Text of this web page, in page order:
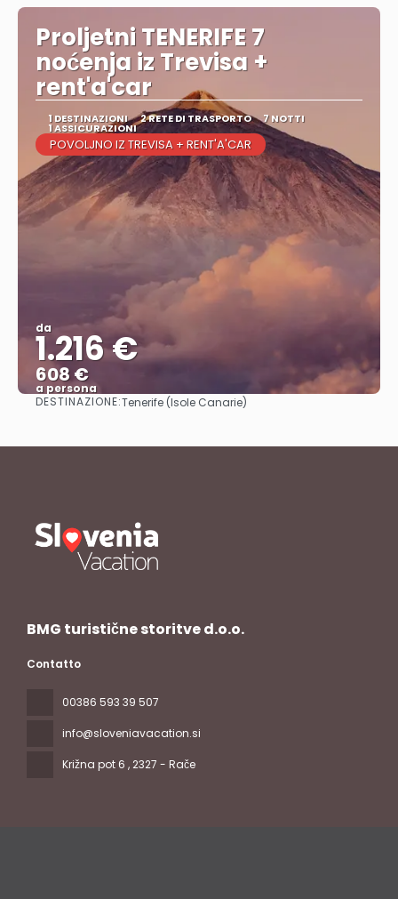
Proljetni TENERIFE 7
noćenja iz Trevisa +
rent'a'car
1 DESTINAZIONI 2 RETE DI TRASPORTO 7 NOTTI
1 ASSICURAZIONI
POVOLJNO IZ TREVISA + RENT'A'CAR
da
1.216 €
608 €
a persona
Vedere
DESTINAZIONE:Tenerife (Isole Canarie)
BMG turistične storitve d.o.o.
Contatto
00386 593 39 507
info@sloveniavacation.si
Križna pot 6 , 2327 - Rače